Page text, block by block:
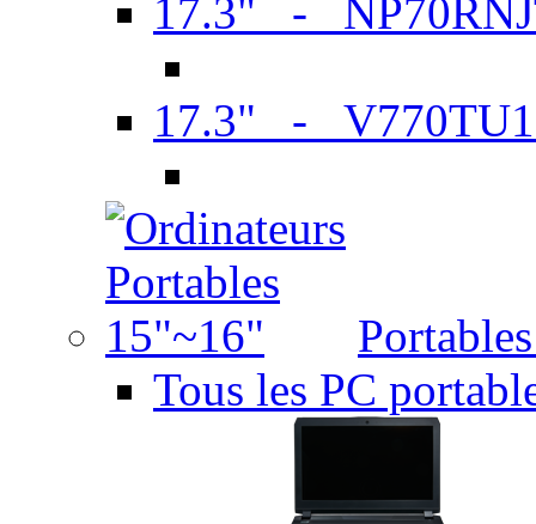
17.3" -
17.3" -
Tous les PC